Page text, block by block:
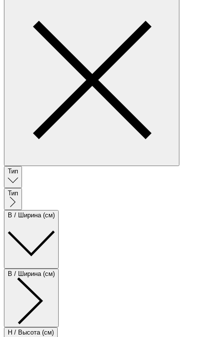
Тип
Тип
B / Ширина (см)
B / Ширина (см)
H / Высота (см)